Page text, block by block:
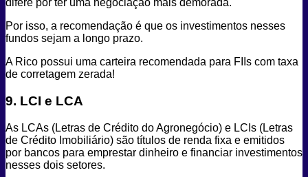
difere por ter uma negociação mais demorada.
Por isso, a recomendação é que os investimentos nesses
fundos sejam a longo prazo.
A Rico possui uma carteira recomendada para FIIs com taxa
de corretagem zerada!
9. LCI e LCA
As LCAs (Letras de Crédito do Agronegócio) e LCIs (Letras
de Crédito Imobiliário) são títulos de renda fixa e emitidos
por bancos para emprestar dinheiro e financiar investimentos
nesses dois setores.